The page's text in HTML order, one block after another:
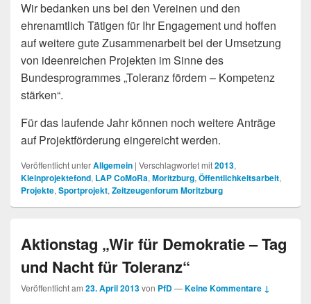
Wir bedanken uns bei den Vereinen und den
ehrenamtlich Tätigen für Ihr Engagement und hoffen
auf weitere gute Zusammenarbeit bei der Umsetzung
von ideenreichen Projekten im Sinne des
Bundesprogrammes „Toleranz fördern – Kompetenz
stärken“.
Für das laufende Jahr können noch weitere Anträge
auf Projektförderung eingereicht werden.
Veröffentlicht unterAllgemein | Verschlagwortet mit2013,
Kleinprojektefond, LAP CoMoRa, Moritzburg, Öffentlichkeitsarbeit,
Projekte, Sportprojekt, Zeitzeugenforum Moritzburg
Aktionstag „Wir für Demokratie – Tag
und Nacht für Toleranz“
Veröffentlicht am 23. April 2013von PfD—Keine Kommentare ↓